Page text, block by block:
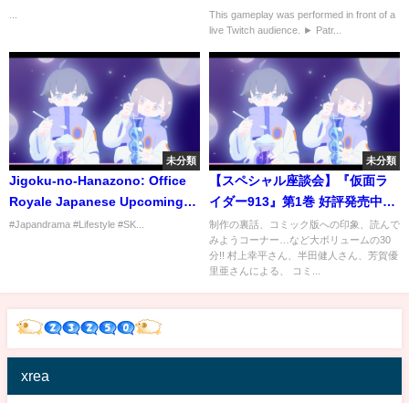
This gameplay was performed in front of a
live Twitch audience. ► Patr...
未分類
Jigoku-no-Hanazono: Office
Royale Japanese Upcoming
Drama Nagano Mei Boyfriend
#Japandrama #Lifestyle #SK...
未分類
【スペシャル座談会】『仮面ラ
イダー913』第1巻 好評発売中！
（村上幸平／半田健人／芳賀優
里亜）
制作の裏話、コミック版への印象、読んで
みようコーナー…など大ボリュームの30
分!! 村上幸平さん、半田健人さん、芳賀優
里亜さんによる、 コミ...
xrea